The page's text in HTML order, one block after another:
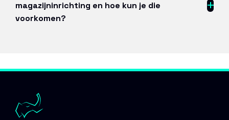
magazijninrichting en hoe kun je die
voorkomen?